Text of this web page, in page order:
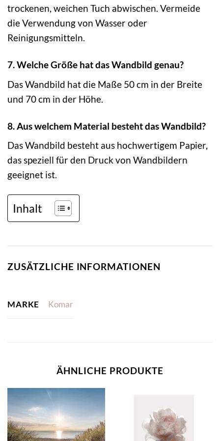
trockenen, weichen Tuch abwischen. Vermeide
die Verwendung von Wasser oder
Reinigungsmitteln.
7. Welche Größe hat das Wandbild genau?
Das Wandbild hat die Maße 50 cm in der Breite
und 70 cm in der Höhe.
8. Aus welchem Material besteht das Wandbild?
Das Wandbild besteht aus hochwertigem Papier,
das speziell für den Druck von Wandbildern
geeignet ist.
Inhalt
ZUSÄTZLICHE INFORMATIONEN
MARKE Komar
ÄHNLICHE PRODUKTE